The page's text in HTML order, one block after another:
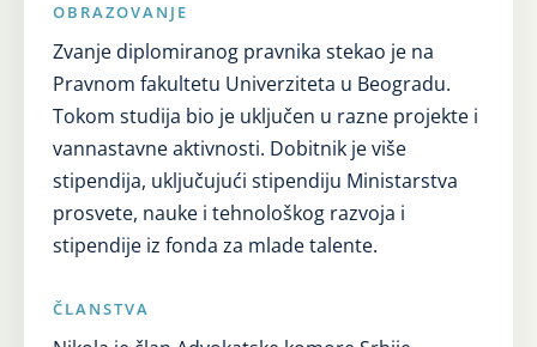
OBRAZOVANJE
Zvanje diplomiranog pravnika stekao je na
Pravnom fakultetu Univerziteta u Beogradu.
Tokom studija bio je uključen u razne projekte i
vannastavne aktivnosti. Dobitnik je više
stipendija, uključujući stipendiju Ministarstva
prosvete, nauke i tehnološkog razvoja i
stipendije iz fonda za mlade talente.
ČLANSTVA